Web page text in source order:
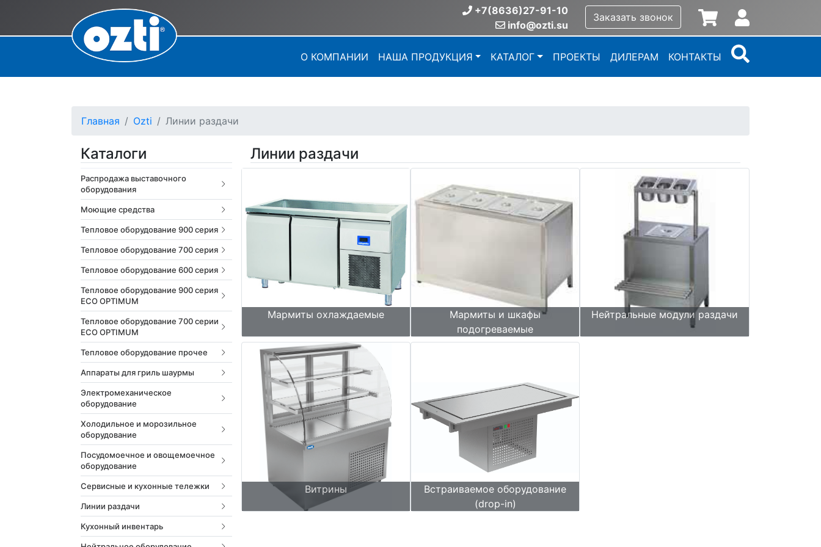
+7(8636)27-91-10
info@ozti.su
Заказать звонок
О КОМПАНИИ НАША ПРОДУКЦИЯ КАТАЛОГ ПРОЕКТЫ ДИЛЕРАМ КОНТАКТЫ
Главная Ozti Линии раздачи
Каталоги
Распродажа выставочного
оборудования
Моющие средства
Тепловое оборудование 900 серия
Тепловое оборудование 700 серия
Тепловое оборудование 600 серия
Тепловое оборудование 900 серия
ECO OPTIMUM
Тепловое оборудование 700 серии
ECO OPTIMUM
Тепловое оборудование прочее
Аппараты для гриль шаурмы
Электромеханическое
оборудование
Холодильное и морозильное
оборудование
Посудомоечное и овощемоечное
оборудование
Сервисные и кухонные тележки
Линии раздачи
Кухонный инвентарь
Линии раздачи
Мармиты охлаждаемые
Мармиты и шкафы
подогреваемые
Нейтральные модули раздачи
Витрины
Встраиваемое оборудование
(drop-in)